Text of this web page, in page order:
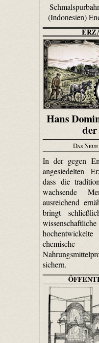
(Indonesien)
Hans
Das
In der gegen
angesiedelten
dass die
wachsende
ausreichend
bringt
sichern.